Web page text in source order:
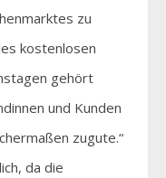
zu
kostenlosen
gehört
und Kunden
zugute.“
da die